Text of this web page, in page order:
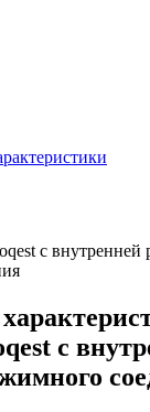
с внутренней
с